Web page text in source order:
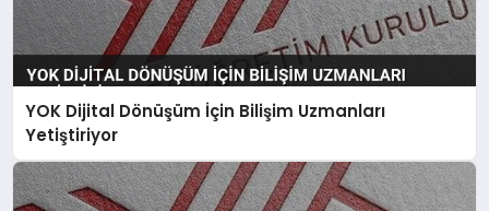
YOK Dijital Dönüşüm İçin Bilişim Uzmanları
Yetiştiriyor